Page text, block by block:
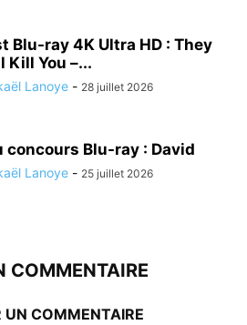
Blu-ray 4K Ultra HD : They
Kill You –...
Lanoye - 28 juillet 2026
concours Blu-ray : David
Lanoye - 25 juillet 2026
COMMENTAIRE
UN COMMENTAIRE